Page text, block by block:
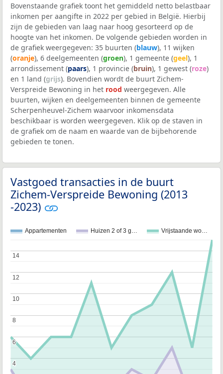
Bovenstaande grafiek toont het gemiddeld netto belastbaar
inkomen per aangifte in 2022 per gebied in België. Hierbij
zijn de gebieden van laag naar hoog gesorteerd op de
hoogte van het inkomen. De volgende gebieden worden in
de grafiek weergegeven: 35 buurten (blauw), 11 wijken
(oranje), 6 deelgemeenten (groen), 1 gemeente (geel), 1
arrondissement (paars), 1 provincie (bruin), 1 gewest (roze)
en 1 land (grijs). Bovendien wordt de buurt Zichem-
Verspreide Bewoning in het rood weergegeven. Alle
buurten, wijken en deelgemeenten binnen de gemeente
Scherpenheuvel-Zichem waarvoor inkomensdata
beschikbaar is worden weergegeven. Klik op de staven in
de grafiek om de naam en waarde van de bijbehorende
gebieden te tonen.
Vastgoed transacties in de buurt
Zichem-Verspreide Bewoning (2013
-2023)
Appartementen Huizen 2 of 3 g… Vrijstaande wo…
4
4
6
6
8
8
10
10
12
12
14
14